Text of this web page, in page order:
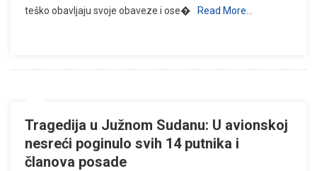
teško obavljaju svoje obaveze i ose�
Read More…
Tragedija u Južnom Sudanu: U avionskoj
nesreći poginulo svih 14 putnika i
članova posade